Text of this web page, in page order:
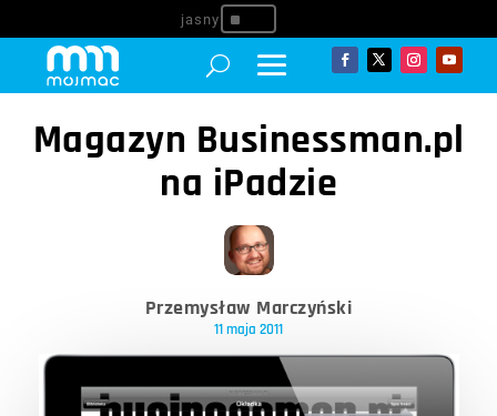
^
Magazyn Businessman.pl
na iPadzie
Przemysław Marczyński
11 maja 2011